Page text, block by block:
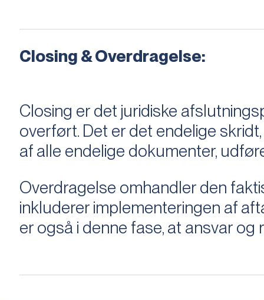
Closing & Overdragelse:
Closing er det juridiske
overført. Det er det endelige
af alle endelige dokumenter,
Overdragelse omhandler den
inkluderer implementeringen af
er også i denne fase, at ansvar